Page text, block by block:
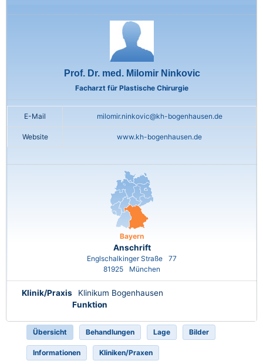
Prof. Dr. med. Milomir Ninkovic
Facharzt für Plastische Chirurgie
E-Mail milomir.ninkovic@kh-bogenhausen.de
Website www.kh-bogenhausen.de
Bayern
Anschrift
Englschalkinger Straße
77
81925
München
Klinik/Praxis
Klinikum Bogenhausen
Funktion
Übersicht Behandlungen Lage Bilder
Informationen Kliniken/Praxen